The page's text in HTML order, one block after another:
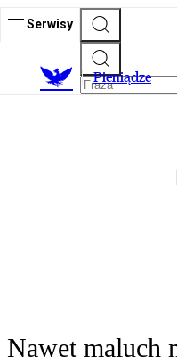
Serwisy
Pieniądze
Nawet maluch